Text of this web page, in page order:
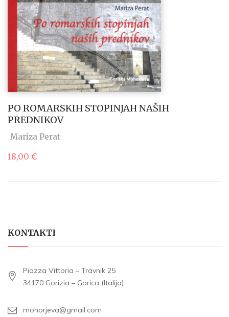
PO ROMARSKIH STOPINJAH NAŠIH
PREDNIKOV
Mariza Perat
18,00 €
KONTAKTI
Piazza Vittoria – Travnik 25
34170 Gorizia – Gorica (Italija)
mohorjeva@gmail.com